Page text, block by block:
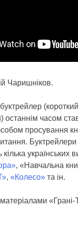
Чаришніков.
останнім часом
просування
Буктрейлери
українських
, «Навчальна
, «Колесо» та ін.
«Грані-